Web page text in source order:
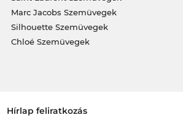
Marc Jacobs Szemüvegek
Silhouette Szemüvegek
Chloé Szemüvegek
Hírlap feliratkozás